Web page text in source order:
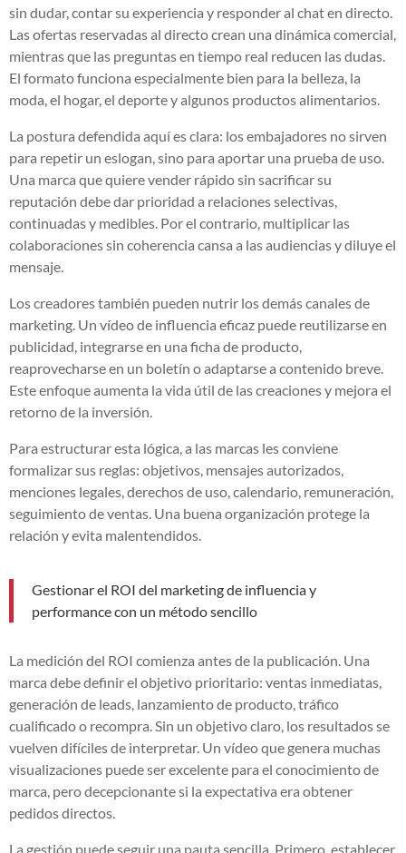
sin dudar, contar su experiencia y responder al chat en directo.
Las ofertas reservadas al directo crean una dinámica comercial,
mientras que las preguntas en tiempo real reducen las dudas.
El formato funciona especialmente bien para la belleza, la
moda, el hogar, el deporte y algunos productos alimentarios.
La postura defendida aquí es clara: los embajadores no sirven
para repetir un eslogan, sino para aportar una prueba de uso.
Una marca que quiere vender rápido sin sacrificar su
reputación debe dar prioridad a relaciones selectivas,
continuadas y medibles. Por el contrario, multiplicar las
colaboraciones sin coherencia cansa a las audiencias y diluye el
mensaje.
Los creadores también pueden nutrir los demás canales de
marketing. Un vídeo de influencia eficaz puede reutilizarse en
publicidad, integrarse en una ficha de producto,
reaprovecharse en un boletín o adaptarse a contenido breve.
Este enfoque aumenta la vida útil de las creaciones y mejora el
retorno de la inversión.
Para estructurar esta lógica, a las marcas les conviene
formalizar sus reglas: objetivos, mensajes autorizados,
menciones legales, derechos de uso, calendario, remuneración,
seguimiento de ventas. Una buena organización protege la
relación y evita malentendidos.
Gestionar el ROI del marketing de influencia y
performance con un método sencillo
La medición del ROI comienza antes de la publicación. Una
marca debe definir el objetivo prioritario: ventas inmediatas,
generación de leads, lanzamiento de producto, tráfico
cualificado o recompra. Sin un objetivo claro, los resultados se
vuelven difíciles de interpretar. Un vídeo que genera muchas
visualizaciones puede ser excelente para el conocimiento de
marca, pero decepcionante si la expectativa era obtener
pedidos directos.
La gestión puede seguir una pauta sencilla. Primero, establecer